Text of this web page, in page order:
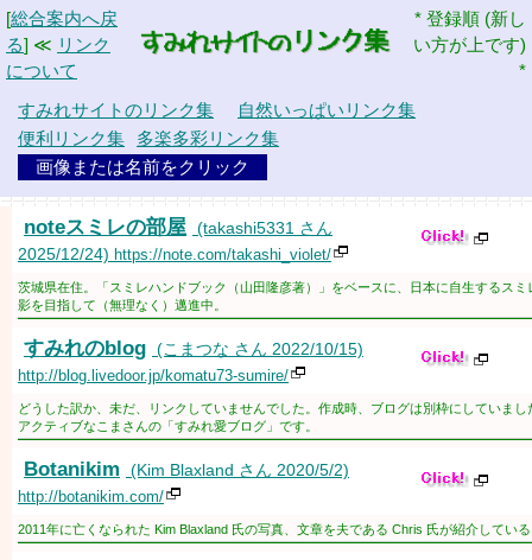
[総合案内へ戻
る] ≪ リンク
について
* 登録順 (新し
い方が上です)
*
すみれサイトのリンク集
自然いっぱいリンク集
便利リンク集
多楽多彩リンク集
画像または名前をクリック
noteスミレの部屋 (takashi5331 さん
2025/12/24) https://note.com/takashi_violet/
茨城県在住。「スミレハンドブック（山田隆彦著）」をベースに、日本に自生するスミ
影を目指して（無理なく）邁進中。
すみれのblog (こまつな さん 2022/10/15)
http://blog.livedoor.jp/komatu73-sumire/
どうした訳か、未だ、リンクしていませんでした。作成時、ブログは別枠にしていまし
アクティブなこまさんの「すみれ愛ブログ」です。
Botanikim (Kim Blaxland さん 2020/5/2)
http://botanikim.com/
2011年に亡くなられた Kim Blaxland 氏の写真、文章を夫である Chris 氏が紹介してい